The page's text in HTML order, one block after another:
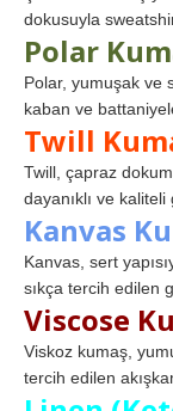
dokusuyla
Polar
Polar, yumuşak ve
kaban ve
Twill
Twill, çapraz
dayanıklı ve kaliteli
Kanvas
Kanvas, sert
sıkça tercih edilen
Viscose
Viskoz kumaş,
tercih edilen